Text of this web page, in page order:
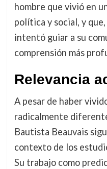
hombre que vivió en
política y social, y
intentó guiar a su
comprensión más
Relevancia
A pesar de haber
radicalmente
Bautista Beauvais
contexto de los
Su trabajo como